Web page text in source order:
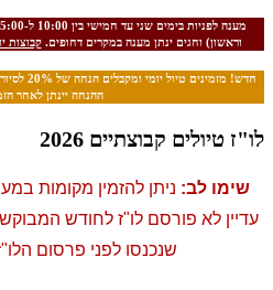
וראשון) וחגים ינתן מענה במקרים דחופים.קבוצות
חדש! מזמינים טיול
ההנחה יינתן לאחר הזמנת
טיולים קבוצתיים 2026
שימו לב:ניתן להזמין מקומות
לא פורסם לו"ז לחודש המבוקש.
שנכנסו לפני פרסום הלו"ז